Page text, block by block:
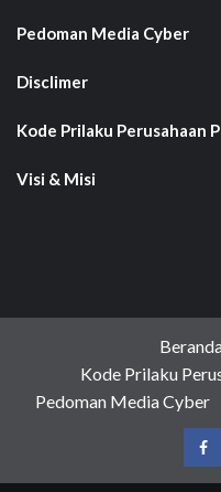
Pedoman Media Cyber
Disclimer
Kode Prilaku Perusahaan
Visi & Misi
Kode Prilaku
Pedoman Media Cyber